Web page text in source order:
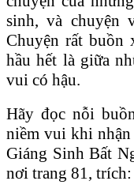
sinh, và chuyện
Chuyện rất buồn
hầu hết là giữa
vui có hậu.
Hãy đọc nỗi
niềm vui khi
Giáng Sinh Bất
nơi trang 81, trích: